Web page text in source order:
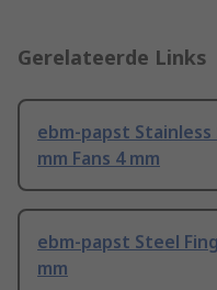
Gerelateerde Links
ebm-papst
mm Fans 4 mm
ebm-papst Steel
mm